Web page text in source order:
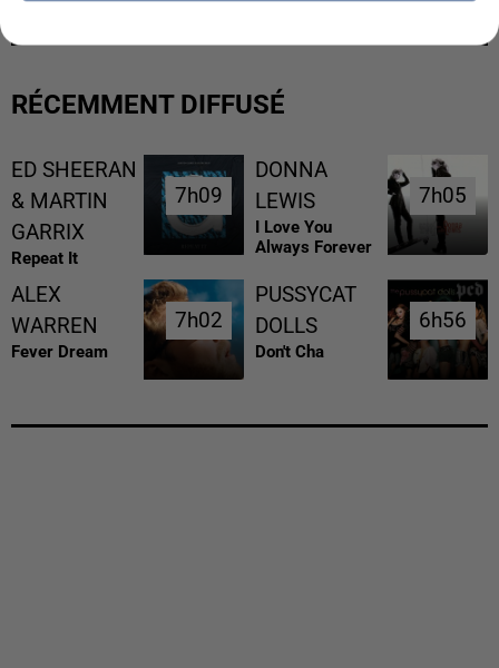
RÉCEMMENT DIFFUSÉ
ED SHEERAN
& MARTIN
GARRIX
Repeat It
7h09
7h09
DONNA
LEWIS
I Love You
Always Forever
7h05
7h05
ALEX
WARREN
Fever Dream
7h02
7h02
PUSSYCAT
DOLLS
Don't Cha
6h56
6h56